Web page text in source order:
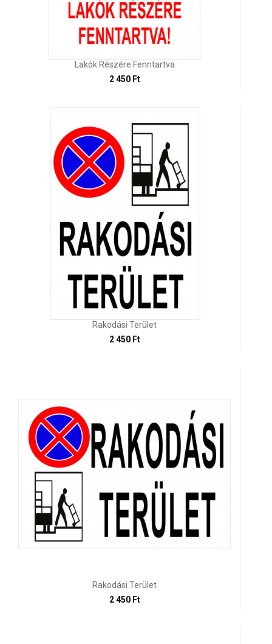
Lakók Részére Fenntartva
2 450 Ft
Rakodási Terület
2 450 Ft
Rakodási Terület
2 450 Ft